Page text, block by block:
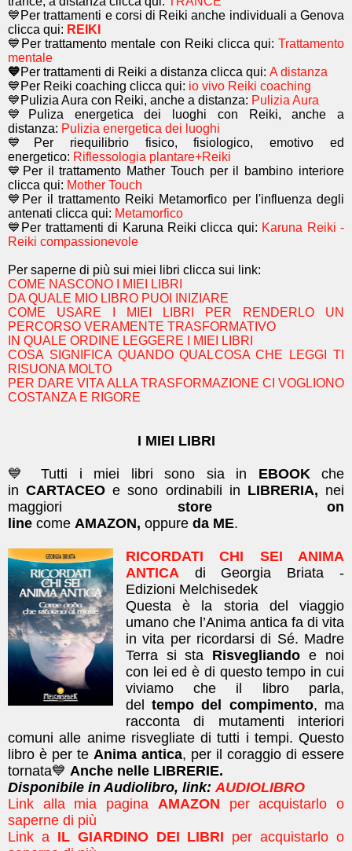
💙Per trattamenti e corsi di Reiki anche individuali a Genova
clicca qui: REIKI
💙Per trattamento mentale con Reiki clicca qui: Trattamento
mentale
💙Per trattamenti di Reiki a distanza clicca qui: A distanza
💙Per Reiki coaching clicca qui: io vivo Reiki coaching
💙Pulizia Aura con Reiki, anche a distanza: Pulizia Aura
💙Puliza energetica dei luoghi con Reiki, anche a
distanza: Pulizia energetica dei luoghi
💙Per riequilibrio fisico, fisiologico, emotivo ed
energetico: Riflessologia plantare+Reiki
💙Per il trattamento Mather Touch per il bambino interiore
clicca qui: Mother Touch
💙Per il trattamento Reiki Metamorfico per l'influenza degli
antenati clicca qui: Metamorfico
💙Per trattamenti di Karuna Reiki clicca qui: Karuna Reiki -
Reiki compassionevole
Per saperne di più sui miei libri clicca sui link:
COME NASCONO I MIEI LIBRI
DA QUALE MIO LIBRO PUOI INIZIARE
COME USARE I MIEI LIBRI PER RENDERLO UN
PERCORSO VERAMENTE TRASFORMATIVO
IN QUALE ORDINE LEGGERE I MIEI LIBRI
COSA SIGNIFICA QUANDO QUALCOSA CHE LEGGI TI
RISUONA MOLTO
PER DARE VITA ALLA TRASFORMAZIONE CI VOGLIONO
COSTANZA E RIGORE
I MIEI LIBRI
💙 Tutti i miei libri sono sia in EBOOK che
inCARTACEOe sono ordinabili in LIBRERIA, nei
maggiori store on
line come AMAZON, oppure da ME.
RICORDATI CHI SEI ANIMA
ANTICA
di Georgia Briata -
Edizioni Melchisedek
Questa è la storia del viaggio
umano che l’Anima antica fa di vita
in vita per ricordarsi di Sé. Madre
Terra si sta Risvegliandoe noi
con lei ed è di questo tempo in cui
viviamo che il libro parla,
deltempo del compimento, ma
racconta di mutamenti interiori
comuni alle anime risvegliate di tutti i tempi. Questo
libro è per te Anima antica, per il coraggio di essere
tornata💙 Anche nelle LIBRERIE.
Disponibile in Audiolibro, link: AUDIOLIBRO
Link alla mia pagina AMAZON per acquistarlo o
saperne di più
Link a IL GIARDINO DEI LIBRI per acquistarlo o